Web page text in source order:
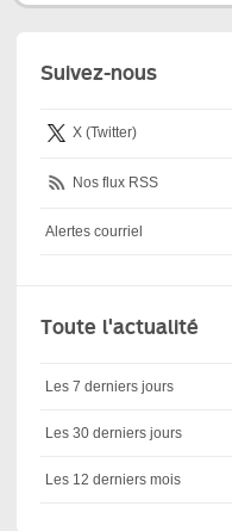
Suivez-nous
X (Twitter)
Nos flux RSS
Alertes courriel
Toute l'actualité
Les 7 derniers jours
Les 30 derniers jours
Les 12 derniers mois